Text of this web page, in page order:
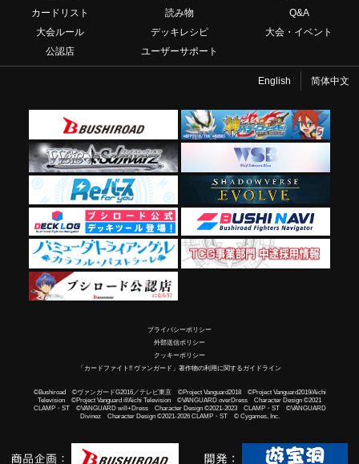
カードリスト
読み物
Q&A
大会ルール
デッキレシピ
大会・イベント
公認店
ユーザーサポート
English 简体中文
プライバシーポリシー
外部送信ポリシー
クッキーポリシー
「カードファイト!! ヴァンガード」著作物の利用に関するガイドライン
©Bushiroad ©ヴァンガードG2016／テレビ東京 ©Project Vanguard2018 ©Project Vanguard2019/Aichi
Television ©Project Vanguard if/Aichi Television ©VANGUARD overDress Character Design ©2021
CLAMP・ST ©VANGUARD will+Dress Character Design ©2021-2023 CLAMP・ST ©VANGUARD
Divinez Character Design ©2021-2026 CLAMP・ST © Cygames, Inc.